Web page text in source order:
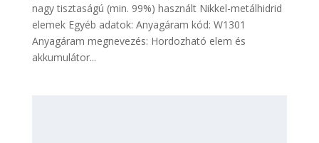
nagy tisztaságú (min. 99%) használt Nikkel-metálhidrid
elemek Egyéb adatok: Anyagáram kód: W1301
Anyagáram megnevezés: Hordozható elem és
akkumulátor...